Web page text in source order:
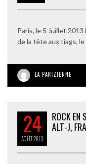
Paris, le 5 Juillet
de la tête aux tiags, le
LA PARIZIENNE
24
AOÛT2013
ROCK EN
ALT-J,